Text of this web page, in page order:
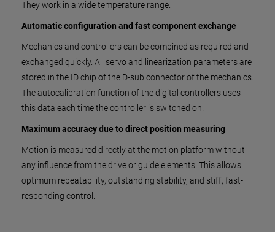
They work in a wide temperature range.
Automatic configuration and fast component exchange
Mechanics and controllers can be combined as required and
exchanged quickly. All servo and linearization parameters are
stored in the ID chip of the D-sub connector of the mechanics.
The autocalibration function of the digital controllers uses
this data each time the controller is switched on.
Maximum accuracy due to direct position measuring
Motion is measured directly at the motion platform without
any influence from the drive or guide elements. This allows
optimum repeatability, outstanding stability, and stiff, fast-
responding control.